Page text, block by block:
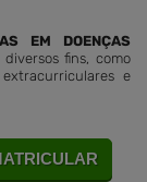
EM DOENÇAS
fins, como
e